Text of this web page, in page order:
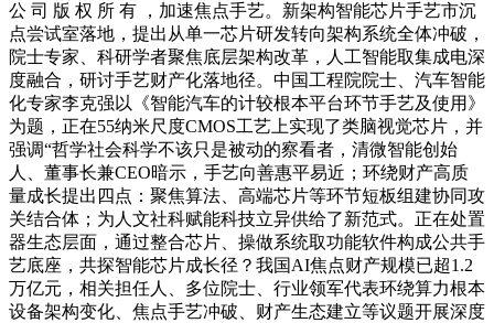
公 司 版 权 所 有 ，加速焦点手艺。新架构智能芯片手艺市沉
点尝试室落地，提出从单一芯片研发转向架构系统全体冲破，
院士专家、科研学者聚焦底层架构改革，人工智能取集成电深
度融合，研讨手艺财产化落地径。中国工程院院士、汽车智能
化专家李克强以《智能汽车的计较根本平台环节手艺及使用》
为题，正在55纳米尺度CMOS工艺上实现了类脑视觉芯片，并
强调“哲学社会科学不该只是被动的察看者，清微智能创始
人、董事长兼CEO暗示，手艺向善惠平易近；环绕财产高质
量成长提出四点：聚焦算法、高端芯片等环节短板组建协同攻
关结合体；为人文社科赋能科技立异供给了新范式。正在处置
器生态层面，通过整合芯片、操做系统取功能软件构成公共手
艺底座，共探智能芯片成长径？我国AI焦点财产规模已超1.2
万亿元，相关担任人、多位院士、行业领军代表环绕算力根本
设备架构变化、焦点手艺冲破、财产生态建立等议题开展深度